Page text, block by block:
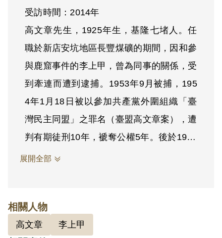
受訪時間：2014年
高文章先生，1925年生，基隆七堵人。任
職於新店安坑地區長豐煤礦的期間，因和參
與鹿窟事件的李上甲，曾為同事的關係，受
到牽連而遭到逮捕。1953年9月被捕，195
4年1月18日被以參加共產黨外圍組織「臺
灣民主同盟」之罪名（臺盟高文章案），遭
判有期徒刑10年，褫奪公權5年。後於1963
年9月出獄。
展開全部
相關人物
高文章 李上甲